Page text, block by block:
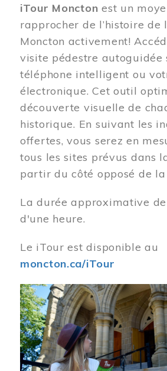
iTour Moncton est un
rapprocher de l’histoire de
Moncton activement!
visite pédestre autoguidée
téléphone intelligent ou
électronique. Cet outil
découverte visuelle de
historique. En suivant les
offertes, vous serez en
tous les sites prévus dans
partir du côté opposé de la
La durée approximative
d'une heure.
Le iTour est disponible au
moncton.ca/iTour